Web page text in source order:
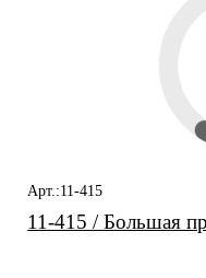
Арт.:11-415
11-415 / Большая